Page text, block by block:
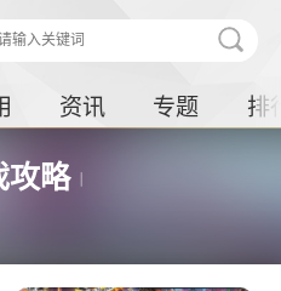
资讯 专题 排
攻略